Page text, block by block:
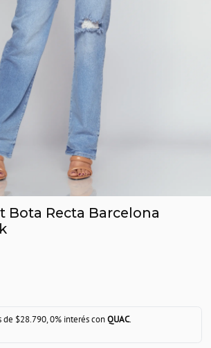
Bota Recta Barcelona
de $28.790, 0% interés conQUAC.